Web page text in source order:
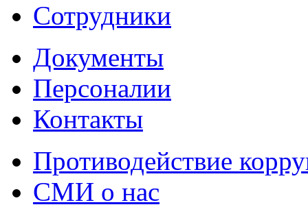
Сотрудники
Документы
Персоналии
Контакты
Противодействие
СМИ о нас